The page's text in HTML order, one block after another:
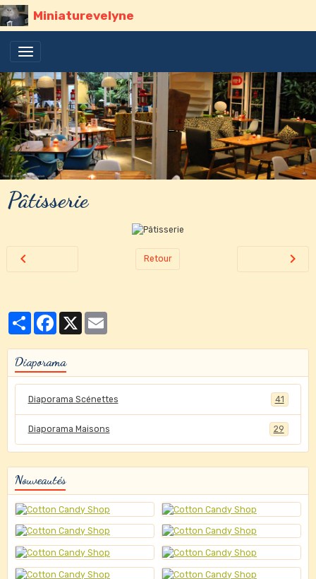
Miniaturevelyne
Pâtisserie
Retour
PartagerFacebook
Diaporama
Diaporama Scénettes 41
Diaporama Maisons 29
Nouveautés